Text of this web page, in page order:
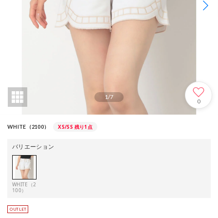
1/7
0
WHITE（2100） XS/SS 残り1点
バリエーション
WHITE（2
100）